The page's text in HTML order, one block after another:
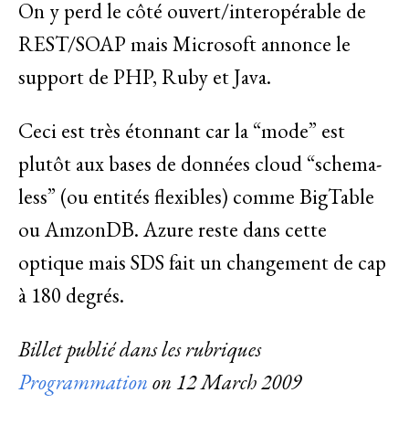
On y perd le côté ouvert/interopérable de
REST/SOAP mais Microsoft annonce le
support de PHP, Ruby et Java.
Ceci est très étonnant car la “mode” est
plutôt aux bases de données cloud “schema-
less” (ou entités flexibles) comme BigTable
ou AmzonDB. Azure reste dans cette
optique mais SDS fait un changement de cap
à 180 degrés.
Billet publié dans les rubriques
Programmation on 12 March 2009